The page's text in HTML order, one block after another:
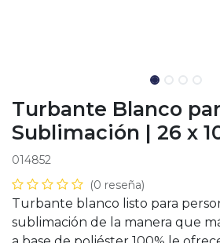
Turbante Blanco
Sublimación | 26 x
014852
(0 reseña)
Turbante blanco listo para
sublimación de la manera que